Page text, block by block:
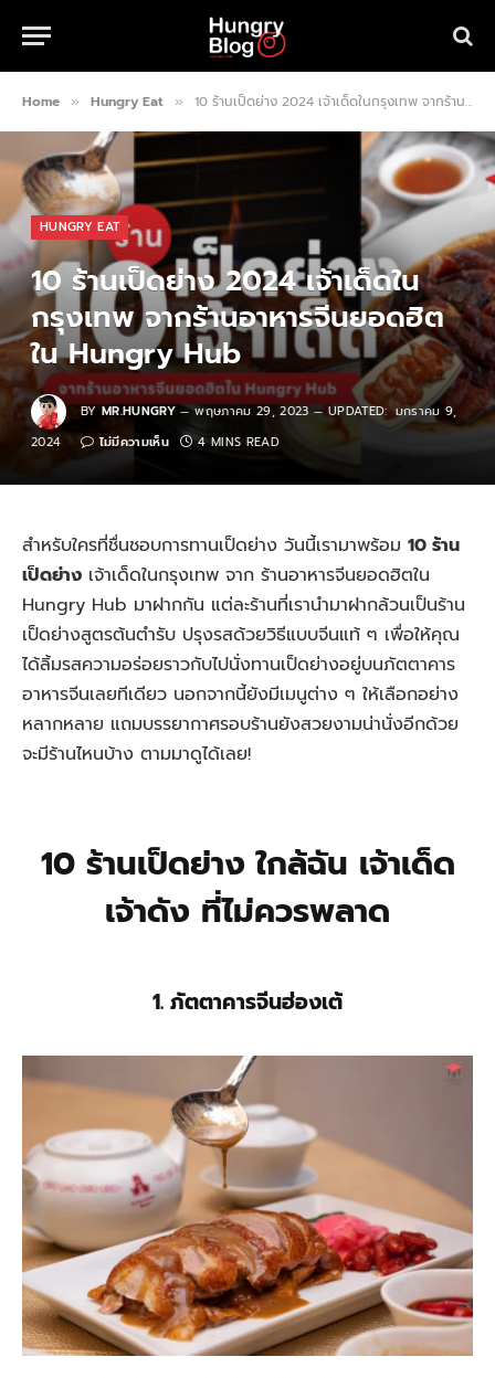
Home » Hungry Eat » 10 ร้านเป็ดย่าง 2024 เจ้าเด็ดในกรุงเทพ จากร้านอาหารจีนยอดฮิตใน Hungry Hub
HUNGRY EAT
10 ร้านเป็ดย่าง 2024 เจ้าเด็ดใน
กรุงเทพ จากร้านอาหารจีนยอดฮิต
ใน Hungry Hub
BY MR.HUNGRY พฤษภาคม 29, 2023 UPDATED: มกราคม 9,
2024
ไม่มีความเห็น 4 MINS READ
สำหรับใครที่ชื่นชอบการทานเป็ดย่าง วันนี้เรามาพร้อม 10 ร้าน
เป็ดย่าง เจ้าเด็ดในกรุงเทพ จาก ร้านอาหารจีนยอดฮิตใน
Hungry Hub มาฝากกัน แต่ละร้านที่เรานำมาฝากล้วนเป็นร้าน
เป็ดย่างสูตรต้นตำรับ ปรุงรสด้วยวิธีแบบจีนแท้ ๆ เพื่อให้คุณ
ได้ลิ้มรสความอร่อยราวกับไปนั่งทานเป็ดย่างอยู่บนภัตตาคาร
อาหารจีนเลยทีเดียว นอกจากนี้ยังมีเมนูต่าง ๆ ให้เลือกอย่าง
หลากหลาย แถมบรรยากาศรอบร้านยังสวยงามน่านั่งอีกด้วย
จะมีร้านไหนบ้าง ตามมาดูได้เลย!
10 ร้านเป็ดย่าง ใกล้ฉัน เจ้าเด็ด
เจ้าดัง ที่ไม่ควรพลาด
1. ภัตตาคารจีนฮ่องเต้